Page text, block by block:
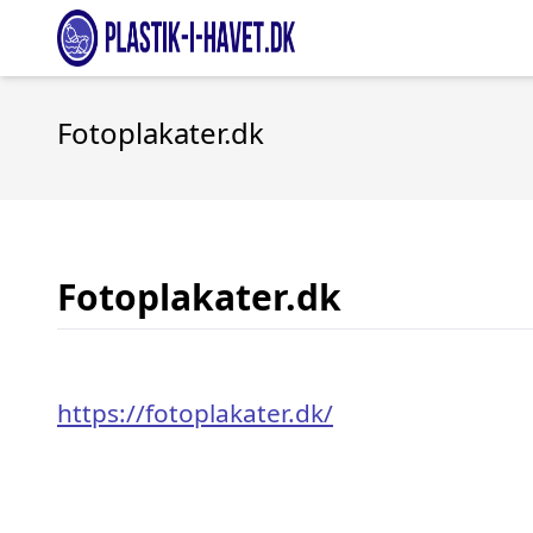
Fotoplakater.dk
Fotoplakater.dk
https://fotoplakater.dk/